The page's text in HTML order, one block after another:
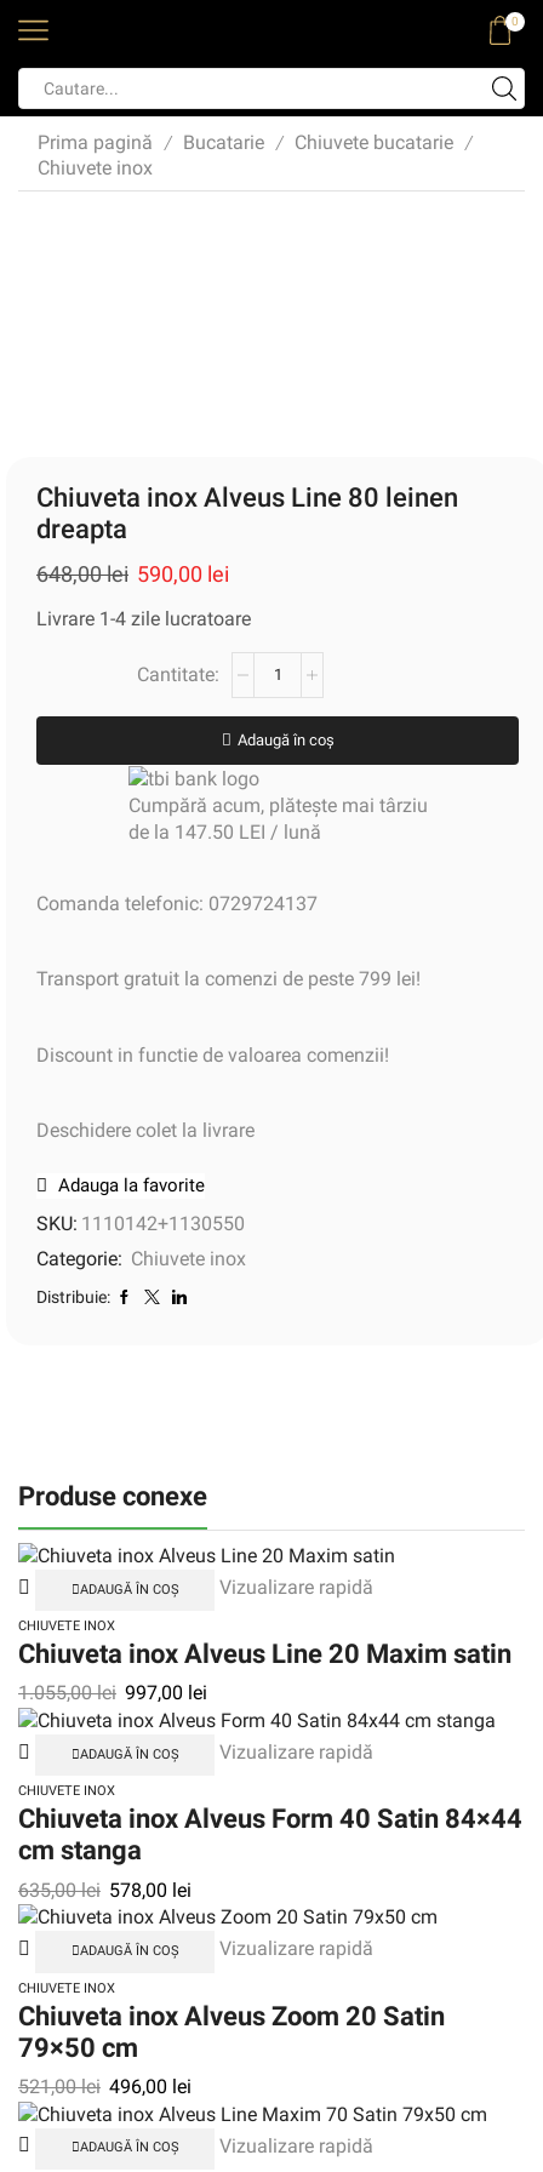
0
Prima pagină / Bucatarie / Chiuvete bucatarie /
Chiuvete inox
Chiuveta inox Alveus Line 80 leinen
dreapta
648,00lei 590,00 lei
Livrare 1-4 zile lucratoare
Adaugă în coș
Cumpără acum, plătește mai târziu
de la 147.50 LEI / lună
Comanda telefonic: 0729724137
Transport gratuit la comenzi de peste 799 lei!
Discount in functie de valoarea comenzii!
Deschidere colet la livrare
Adauga la favorite
SKU: 1110142+1130550
Categorie: Chiuvete inox
Distribuie:
Produse conexe
ADAUGĂ ÎN COȘ Vizualizare rapidă
CHIUVETE INOX
Chiuveta inox Alveus Line 20 Maxim satin
1.055,00lei 997,00 lei
ADAUGĂ ÎN COȘ Vizualizare rapidă
CHIUVETE INOX
Chiuveta inox Alveus Form 40 Satin 84×44
cm stanga
635,00lei 578,00 lei
ADAUGĂ ÎN COȘ Vizualizare rapidă
CHIUVETE INOX
Chiuveta inox Alveus Zoom 20 Satin
79×50 cm
521,00lei 496,00 lei
ADAUGĂ ÎN COȘ Vizualizare rapidă